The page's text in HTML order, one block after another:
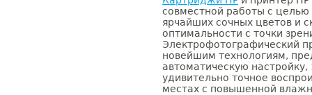
совместной работы с
ярчайших сочных цветов и
оптимальности с точки
Электрофотографический
новейшим технологиям,
автоматическую
удивительно точное
местах с повышенной